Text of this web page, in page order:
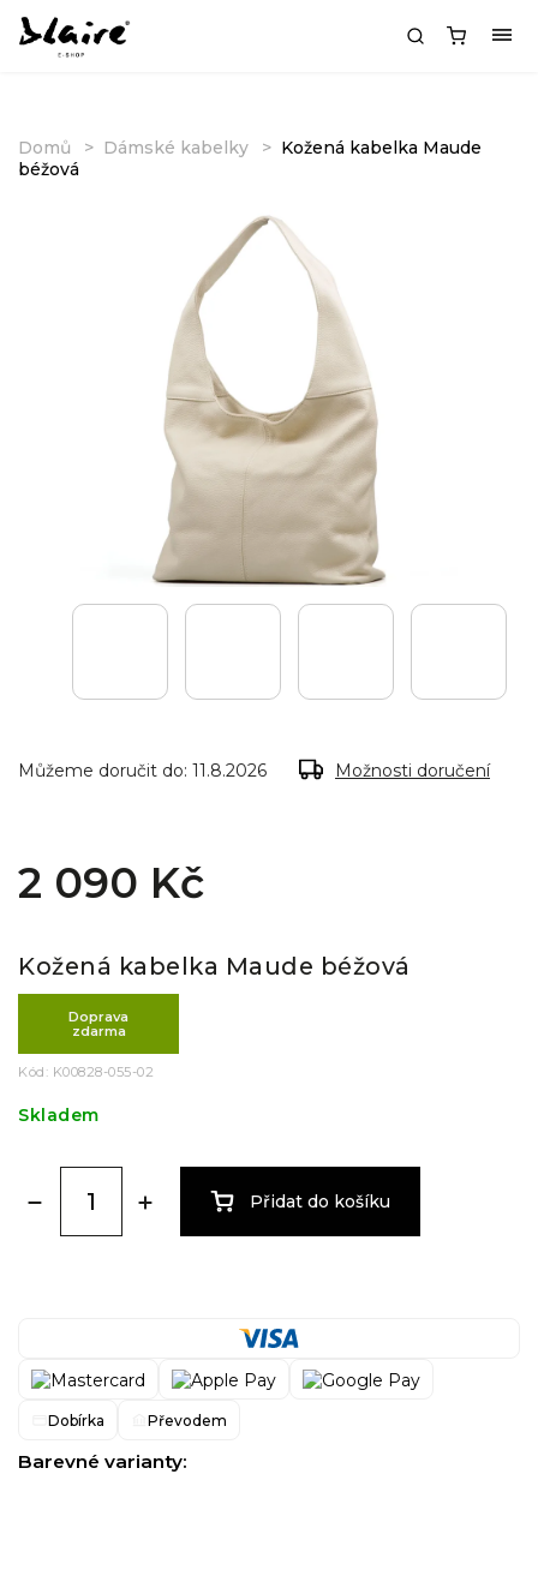
Domů Dámské kabelky
Kožená kabelka Maude
béžová
Můžeme doručit do: 11.8.2026 Možnosti doručení
2 090 Kč
Kožená kabelka Maude béžová
Doprava
zdarma
Kód: K00828-055-02
Skladem
Přidat do košíku
Dobírka Převodem
Barevné varianty: